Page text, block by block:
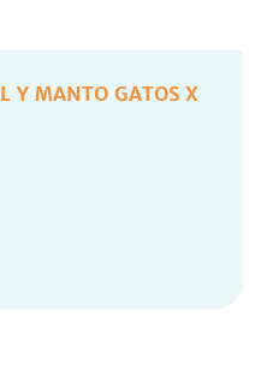
Y MANTO GATOS X